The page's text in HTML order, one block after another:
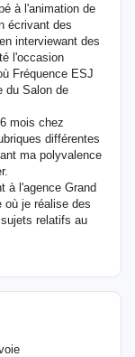
à l'animation de
écrivant des
interviewant des
l'occasion
Fréquence ESJ
du Salon de
mois chez
différentes
ma polyvalence
à l'agence Grand
où je réalise des
relatifs au